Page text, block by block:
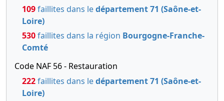
109faillites dans ledépartement 71 (Saône-et-
Loire)
530faillites dans la région Bourgogne-Franche-
Comté
Code NAF 56 - Restauration
222faillites dans ledépartement 71 (Saône-et-
Loire)